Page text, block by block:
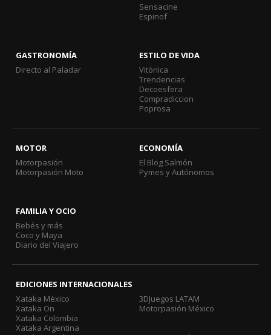
Sensacine
Espinof
GASTRONOMÍA
Directo al Paladar
ESTILO DE VIDA
Vitónica
Trendencias
Decoesfera
Compradiccion
Poprosa
MOTOR
Motorpasión
Motorpasión Moto
ECONOMÍA
El Blog Salmón
Pymes y Autónomos
FAMILIA Y OCIO
Bebés y más
Coco y Maya
Diario del Viajero
EDICIONES INTERNACIONALES
Xataka México
Xataka On
Xataka Colombia
Xataka Argentina
3DJuegos LATAM
Motorpasión México